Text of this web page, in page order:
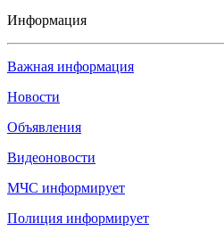
Информация
Важная информация
Новости
Объявления
Видеоновости
МЧС информирует
Полиция информирует